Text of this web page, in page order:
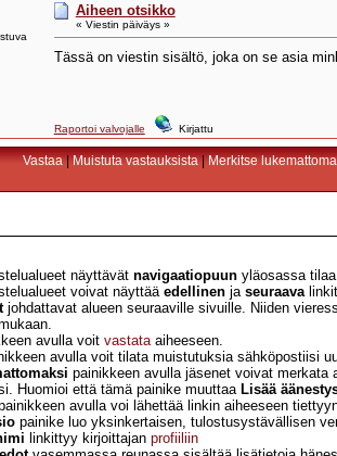
Aiheen otsikko
« Viestin päiväys »
Tässä on viestin sisältö, joka on se asia
Raportoi valvojalle Kirjattu
Vastaa|Muistuta vastauksista|Merkitse
näyttävät navigaatiopuunyläosassa
voivat näyttää edellinenja seuraava
johdattavat alueen seuraaville sivuille. Niiden
avulla voit vastataaiheeseen.
avulla voit tilata muistutuksia sähköpostiisi
painikkeen avulla jäsenet voivat
Huomioi että tämä painike muuttaa Lisää
avulla voi lähettää linkin aiheeseen
painike luo yksinkertaisen, tulostusystävällisen
linkittyy kirjoittajan profiiliin